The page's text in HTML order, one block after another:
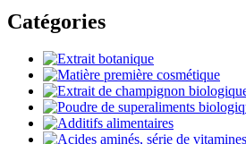
Catégories